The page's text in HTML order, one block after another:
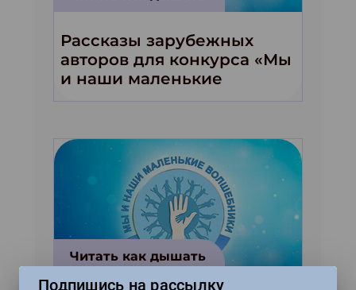
Рассказы зарубежных
авторов для конкурса «Мы
и наши маленькие
волшебники!»
Читать как дышать
Подпишись на рассылку